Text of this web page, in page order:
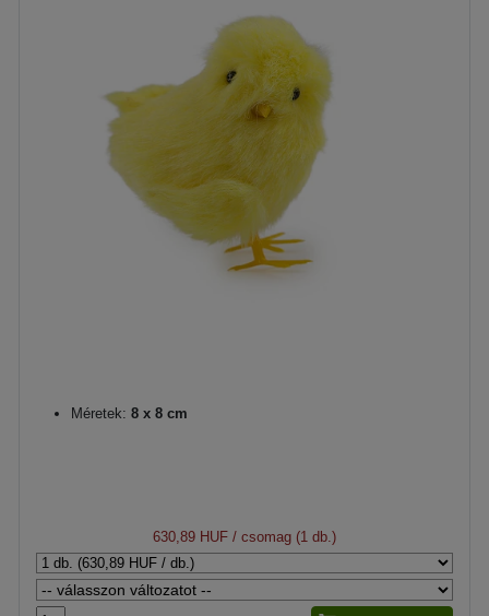
Méretek: 8 x 8 cm
630,89 HUF / csomag (1 db.)